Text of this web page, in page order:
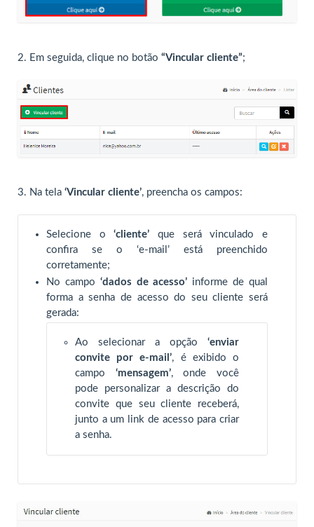
2. Em seguida, clique no botão “Vincular cliente”;
3. Na tela ‘Vincular cliente’, preencha os campos:
Selecione o‘cliente’ que será vinculado e
confira se o ‘e-mail’ está preenchido
corretamente;
No campo ‘dados de acesso’ informe de qual
forma a senha de acesso do seu cliente será
gerada:
Ao selecionar a opção ‘enviar
convite por e-mail’, é exibido o
campo ‘mensagem’, onde você
pode personalizar a descrição do
convite que seu cliente receberá,
junto a um link de acesso para criar
a senha.